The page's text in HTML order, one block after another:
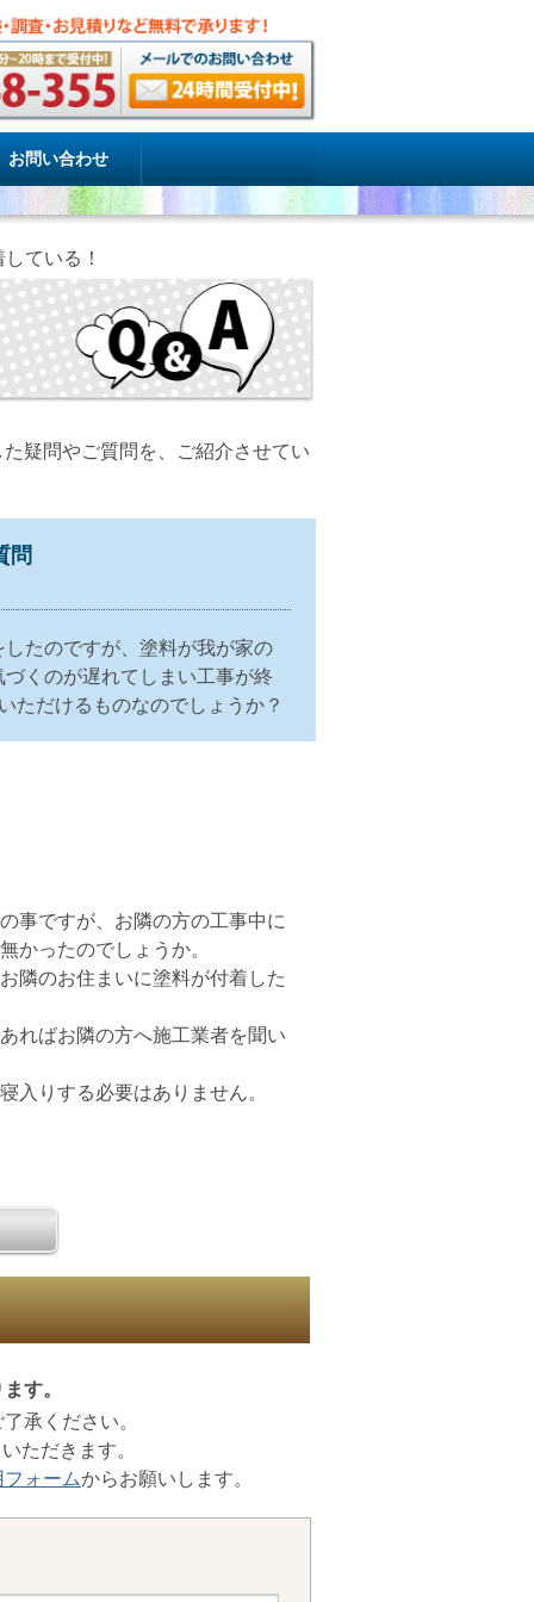
お問い合わせ
ている！
疑問やご質問を、ご紹介させてい
問
たのですが、塗料が我が家の
くのが遅れてしまい工事が終
ただけるものなのでしょうか？
事ですが、お隣の方の工事中に
かったのでしょうか。
隣のお住まいに塗料が付着した
ればお隣の方へ施工業者を聞い
入りする必要はありません。
す。
承ください。
ただきます。
フォームからお願いします。